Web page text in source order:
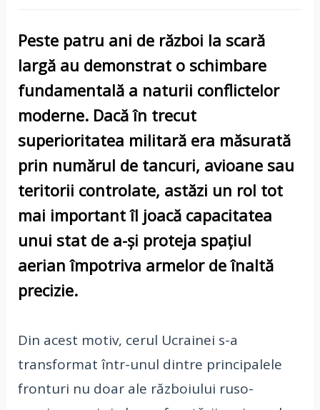
Peste patru ani de război la scară
largă au demonstrat o schimbare
fundamentală a naturii conflictelor
moderne. Dacă în trecut
superioritatea militară era măsurată
prin numărul de tancuri, avioane sau
teritorii controlate, astăzi un rol tot
mai important îl joacă capacitatea
unui stat de a-și proteja spațiul
aerian împotriva armelor de înaltă
precizie.
Din acest motiv, cerul Ucrainei s-a
transformat într-unul dintre principalele
fronturi nu doar ale războiului ruso-